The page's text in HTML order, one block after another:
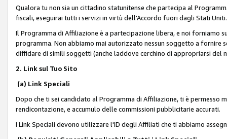
Qualora tu non sia un cittadino statunitense che partecipa al
fiscali, eseguirai tutti i servizi in virtù dell'Accordo fuori dagli Stati
Il Programma di Affiliazione è a partecipazione libera, e noi forniamo
programma. Non abbiamo mai autorizzato nessun soggetto a fornire
diffidare di simili soggetti (anche laddove cerchino di appropriarsi
2. Link sul Tuo Sito
(a) Link Speciali
Dopo che ti sei candidato al Programma di Affiliazione, ti è permesso
rendicontazione, e accumulo delle commissioni pubblicitarie accurati.
I Link Speciali devono utilizzare l'ID degli Affiliati che ti abbiamo